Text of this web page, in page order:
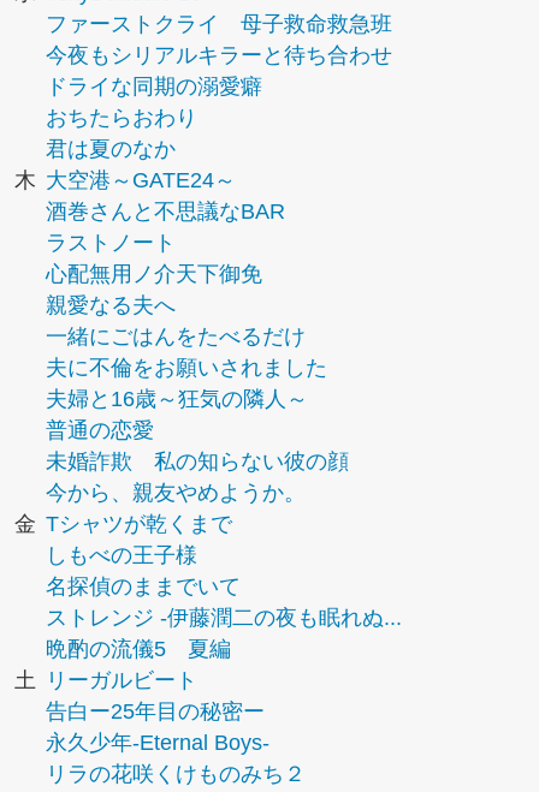
ファーストクライ 母子救命救急班
今夜もシリアルキラーと待ち合わせ
ドライな同期の溺愛癖
おちたらおわり
君は夏のなか
木 大空港～GATE24～
酒巻さんと不思議なBAR
ラストノート
心配無用ノ介天下御免
親愛なる夫へ
一緒にごはんをたべるだけ
夫に不倫をお願いされました
夫婦と16歳～狂気の隣人～
普通の恋愛
未婚詐欺 私の知らない彼の顔
今から、親友やめようか。
金 Tシャツが乾くまで
しもべの王子様
名探偵のままでいて
ストレンジ -伊藤潤二の夜も眠れぬ...
晩酌の流儀5 夏編
土
リーガルビート
告白ー25年目の秘密ー
永久少年-Eternal Boys-
リラの花咲くけものみち２